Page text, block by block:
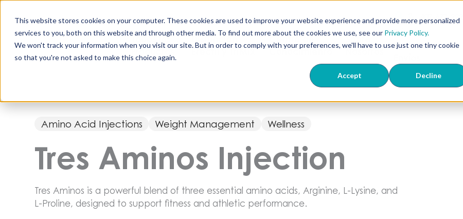
This website stores cookies on your computer. These cookies are used to improve your website experience and provide more personalized
services to you, both on this website and through other media. To find out more about the cookies we use, see our Privacy Policy.
We won't track your information when you visit our site. But in order to comply with your preferences, we'll have to use just one tiny cookie
so that you're not asked to make this choice again.
Accept Decline
contenido
407-673-2222
Todos los
Productos
Disfunción
Eréctil y TriMix
Centro de
Conocimiento
Sobre
Nosotros
Dónde
Realizamos
Amino Acid Injections Weight Management Wellness
Tres Aminos Injection
Tres Aminos is a powerful blend of three essential amino acids, Arginine, L-Lysine, and
L-Proline, designed to support fitness and athletic performance.